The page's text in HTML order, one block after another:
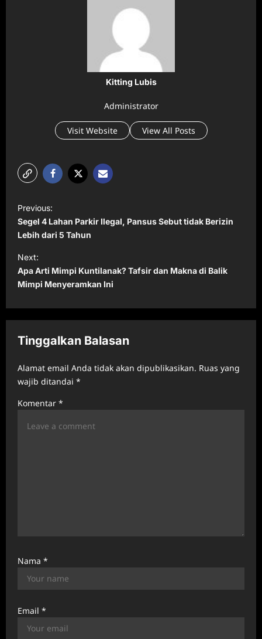
Kitting Lubis
Administrator
Visit Website View All Posts
o
s
t
n
a
v
g
a
t
i
Previous:
Segel 4 Lahan Parkir Ilegal, Pansus Sebut tidak Berizin
Lebih dari 5 Tahun
Next:
Apa Arti Mimpi Kuntilanak? Tafsir dan Makna di Balik
Mimpi Menyeramkan Ini
Tinggalkan Balasan
Alamat email Anda tidak akan dipublikasikan. Ruas yang
wajib ditandai *
Komentar *
Nama *
Email *